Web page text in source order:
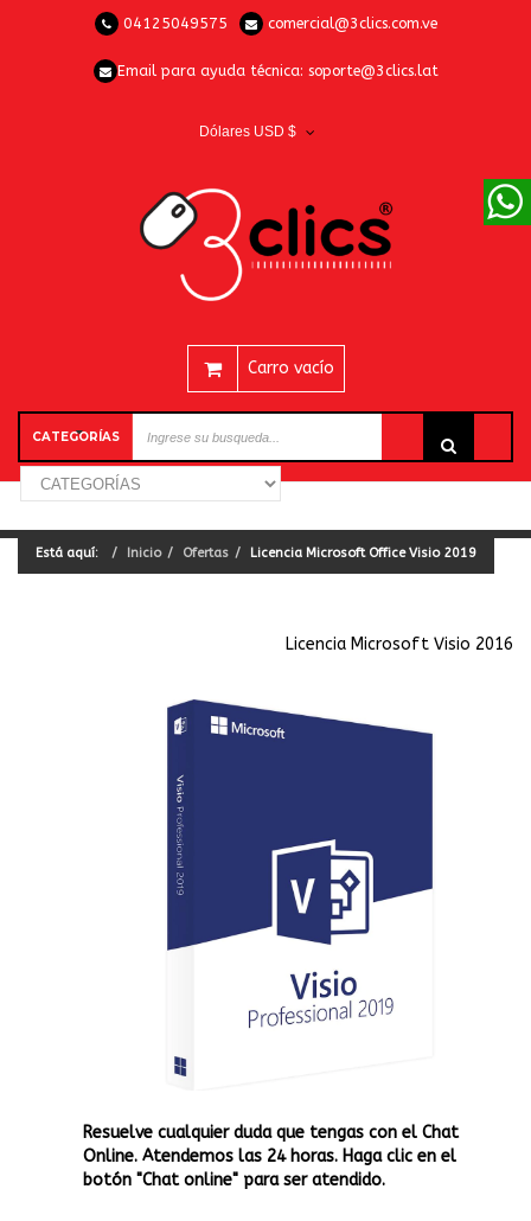
04125049575 comercial@3clics.com.ve
Email para ayuda técnica: soporte@3clics.lat
Dólares USD $
Carro vacío
CATEGORÍAS
Está aquí: Inicio Ofertas Licencia Microsoft Office Visio 2019
Licencia Microsoft Visio 2016
Resuelve cualquier duda que tengas con el Chat
Online. Atendemos las 24 horas. Haga clic en el
botón "Chat online" para ser atendido.